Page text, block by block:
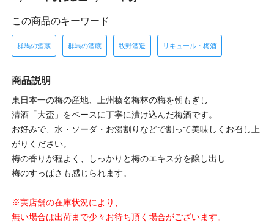
この商品のキーワード
群馬の酒蔵 群馬の酒蔵 牧野酒造 リキュール・梅酒
商品説明
東日本一の梅の産地、上州榛名梅林の梅を朝もぎし
清酒「大盃」をベースに丁寧に漬け込んだ梅酒です。
お好みで、水・ソーダ・お湯割りなどで割って美味しくお召し上
がりください。
梅の香りが程よく、しっかりと梅のエキス分を醸し出し
梅のすっぱさも感じられます。
※実店舗の在庫状況により、
無い場合は出荷まで少々お待ち頂く場合がございます。